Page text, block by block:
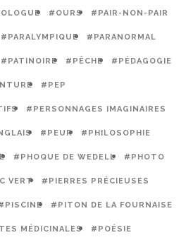
#OURS #PAIR-NON-PAIR
#PARALYMPIQUE #PARANORMAL
#PATINOIRE #PÊCHE #PÉDAGOGIE
#PEP
#PERSONNAGES IMAGINAIRES
#PEUR #PHILOSOPHIE
#PHOQUE DE WEDELL #PHOTO
VERT #PIERRES PRÉCIEUSES
#PITON DE LA FOURNAISE
MÉDICINALES #POÉSIE